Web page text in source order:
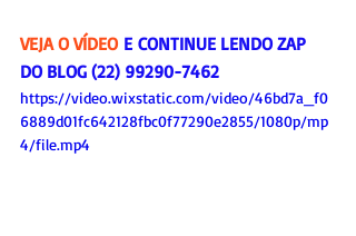
VEJA O VÍDEO E CONTINUE LENDO ZAP
DO BLOG (22) 99290-7462
https://video.wixstatic.com/video/46bd7a_f0
6889d01fc642128fbc0f77290e2855/1080p/mp
4/file.mp4